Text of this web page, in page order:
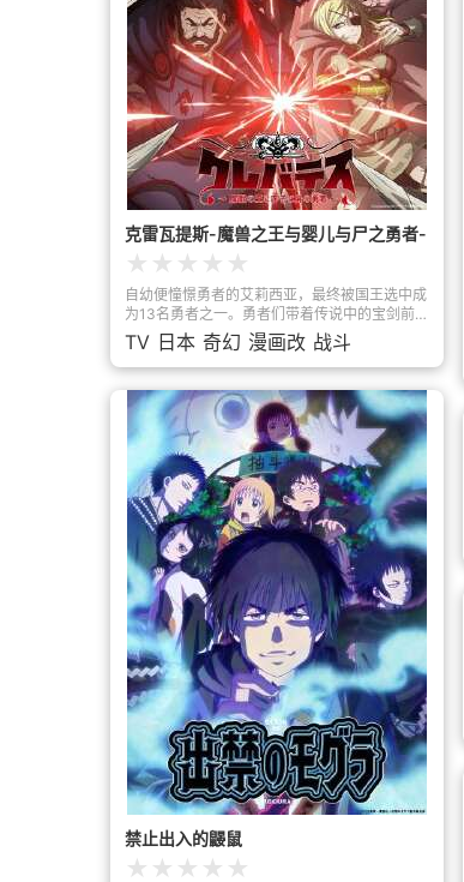
克雷瓦提斯-魔兽之王与婴儿与尸之勇者-
★ ★ ★ ★ ★
自幼便憧憬勇者的艾莉西亚，最终被国王选中成
为13名勇者之一。勇者们带着传说中的宝剑前去
讨伐魔兽王克雷瓦提斯。但如此鲁莽的举动，却
为艾多西亚大陆的人族招来了可能导致灭绝的危
机。而全世界唯一的希望，就这样被托付给了魔
兽王的一个婴儿——
TV 日本 奇幻 漫画改 战斗
禁止出入的鼹鼠
★ ★ ★ ★ ★